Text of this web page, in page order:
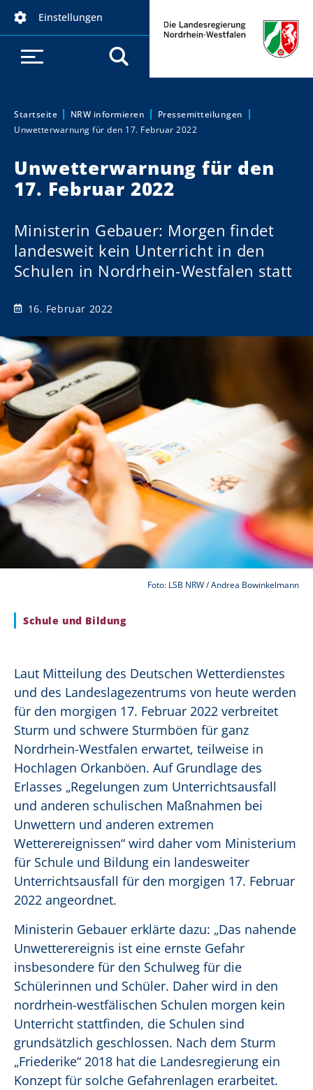
Einstellungen
Sie sind hier:
Startseite NRW informieren
Pressemitteilungen
Unwetterwarnung für den 17. Februar 2022
Unwetterwarnung für den
17. Februar 2022
Ministerin Gebauer: Morgen findet
landesweit kein Unterricht in den
Schulen in Nordrhein-Westfalen statt
16. Februar 2022
Foto: LSB NRW / Andrea Bowinkelmann
Schule und Bildung
Laut Mitteilung des Deutschen Wetterdienstes
und des Landeslagezentrums von heute werden
für den morgigen 17. Februar 2022 verbreitet
Sturm und schwere Sturmböen für ganz
Nordrhein-Westfalen erwartet, teilweise in
Hochlagen Orkanböen. Auf Grundlage des
Erlasses „Regelungen zum Unterrichtsausfall
und anderen schulischen Maßnahmen bei
Unwettern und anderen extremen
Wetterereignissen“ wird daher vom Ministerium
für Schule und Bildung ein landesweiter
Unterrichtsausfall für den morgigen 17. Februar
2022 angeordnet.
Ministerin Gebauer erklärte dazu: „Das nahende
Unwetterereignis ist eine ernste Gefahr
insbesondere für den Schulweg für die
Schülerinnen und Schüler. Daher wird in den
nordrhein-westfälischen Schulen morgen kein
Unterricht stattfinden, die Schulen sind
grundsätzlich geschlossen. Nach dem Sturm
„Friederike“ 2018 hat die Landesregierung ein
Konzept für solche Gefahrenlagen erarbeitet.